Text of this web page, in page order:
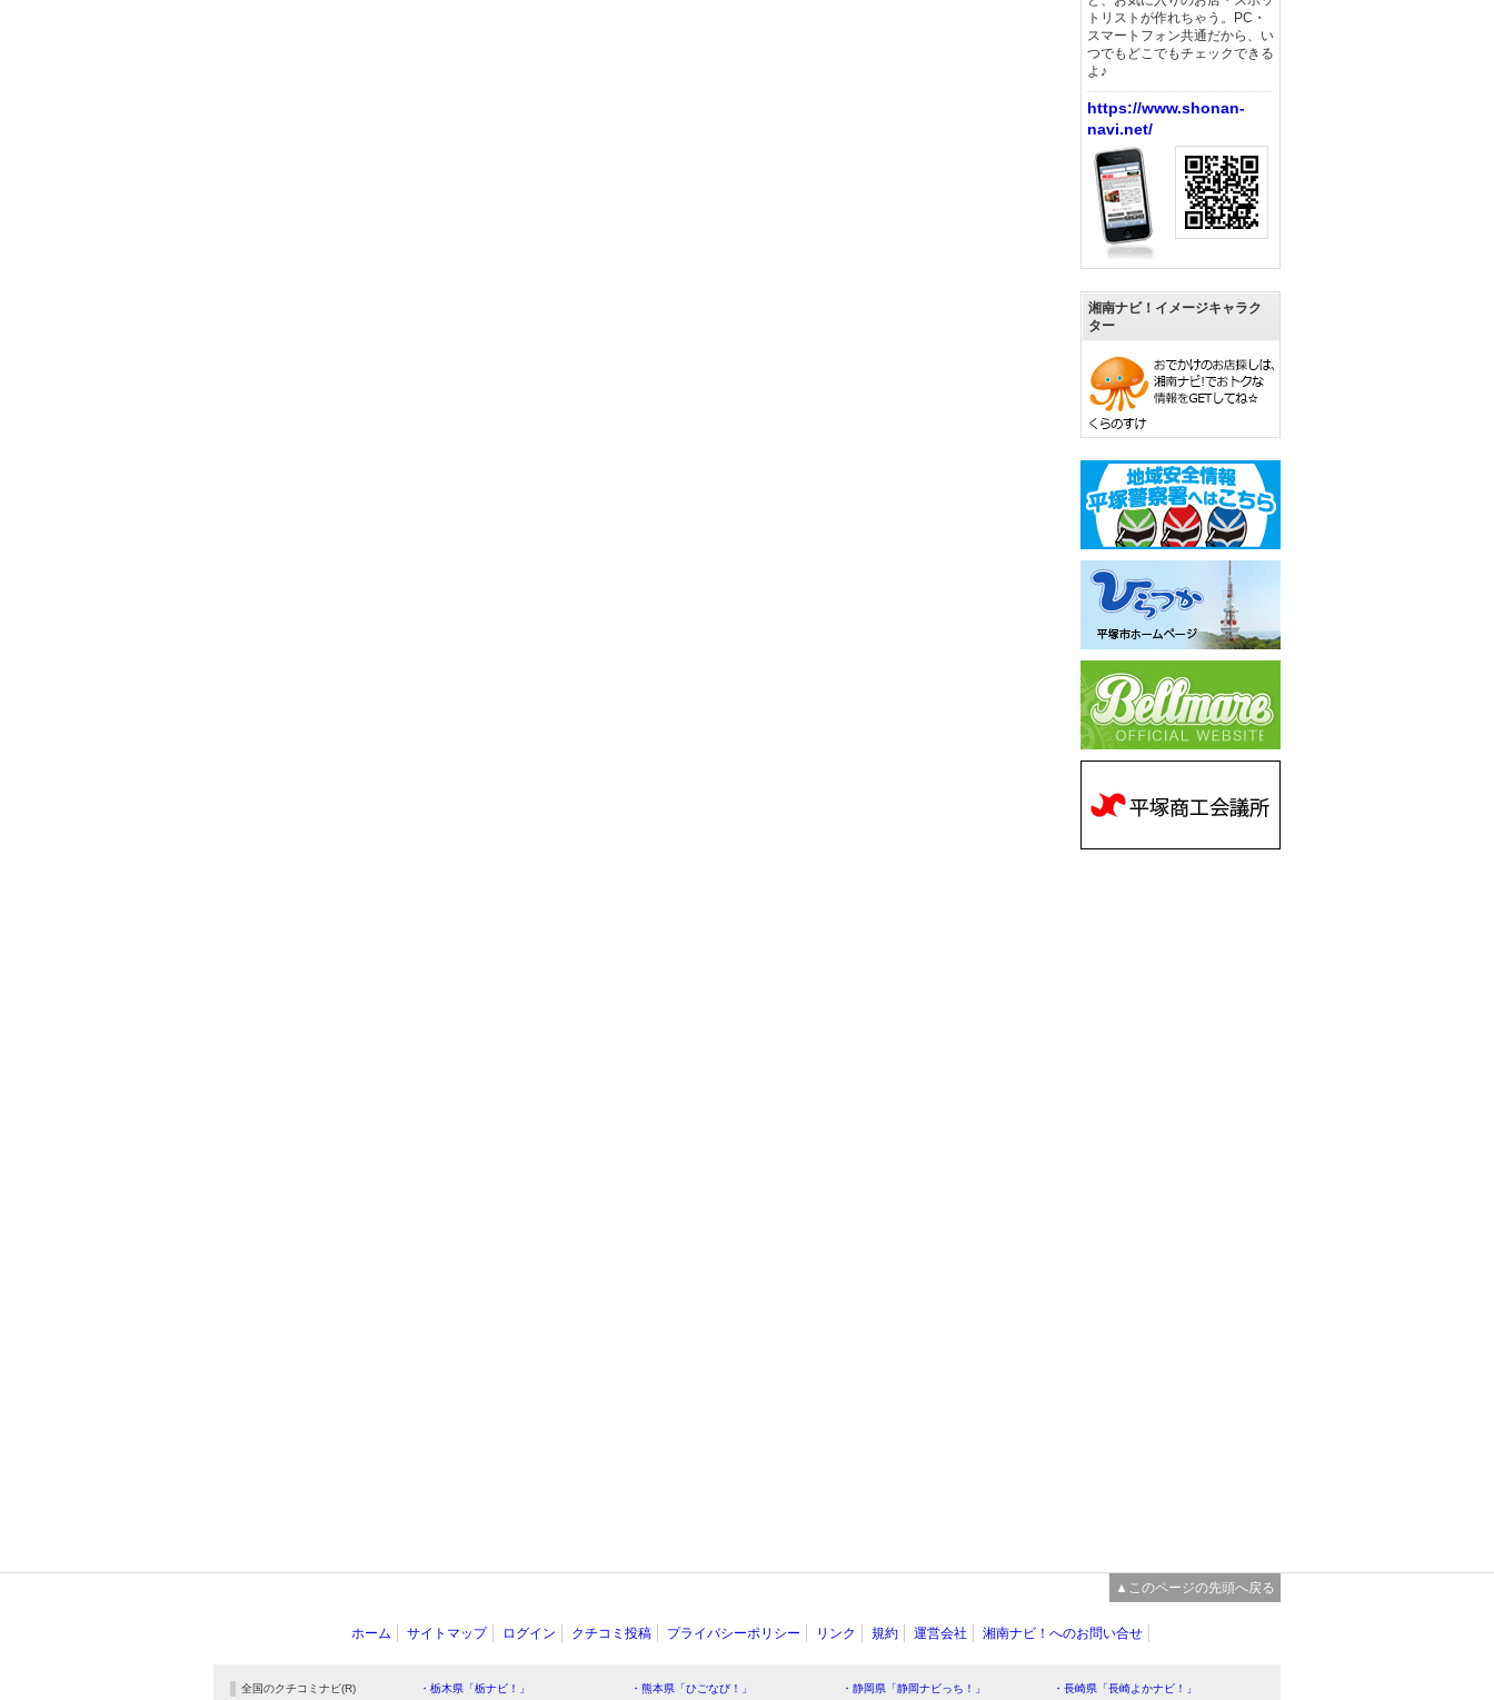
トリストが作れちゃう。PC・
スマートフォン共通だから、い
つでもどこでもチェックできる
よ♪
https://www.shonan-
navi.net/
湘南ナビ！イメージキャラク
ター
▲このページの先頭へ戻る
ホーム サイトマップ ログイン クチコミ投稿 プライバシーポリシー リンク 規約 運営会社 湘南ナビ！へのお問い合せ
全国のクチコミナビ(R) ・栃木県「栃ナビ！」 ・熊本県「ひごなび！」 ・静岡県「静岡ナビっち！」 ・長崎県「長崎よかナビ！」